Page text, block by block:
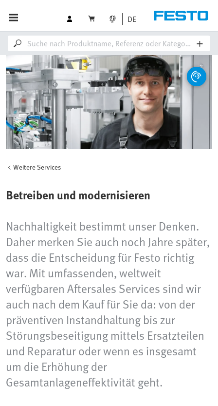
DE
Weitere Services
Betreiben und modernisieren
Nachhaltigkeit bestimmt unser Denken.
Daher merken Sie auch noch Jahre später,
dass die Entscheidung für Festo richtig
war. Mit umfassenden, weltweit
verfügbaren Aftersales Services sind wir
auch nach dem Kauf für Sie da: von der
präventiven Instandhaltung bis zur
Störungsbeseitigung mittels Ersatzteilen
und Reparatur oder wenn es insgesamt
um die Erhöhung der
Gesamtanlageneffektivität geht.